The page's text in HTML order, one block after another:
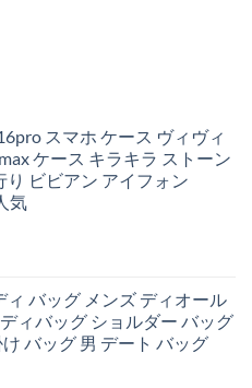
スマホ ケース ヴィヴィ
ケース キラキラ ストーン
り ビビアン アイフォン
気
ィ バッグ メンズ ディオール
ィバッグ ショルダー バッグ
バッグ 男 デート バッグ